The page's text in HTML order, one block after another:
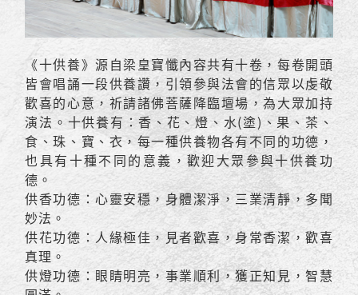
《十供養》源自梁皇寶懺內容共有十卷，每卷開頭
皆會唱誦一段供養讚，引領參與法會的信眾以虔敬
歡喜的心意，祈請諸佛菩薩降臨壇場，為大眾加持
演法。十供養有：香、花、燈、水(塗)、果、茶、
食、珠、寶、衣，每一種供養物各有不同的功德，
也具有十種不同的意義，歡迎大眾參與十供養功
德。
供香功德：心靈安穩，身體潔淨，三業清靜，多聞
妙法。
供花功德：人緣極佳，見者歡喜，身常香潔，歡喜
真理。
供燈功德：眼睛明亮，事業順利，獲正知見，智慧